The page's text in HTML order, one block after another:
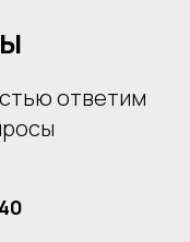
ответим